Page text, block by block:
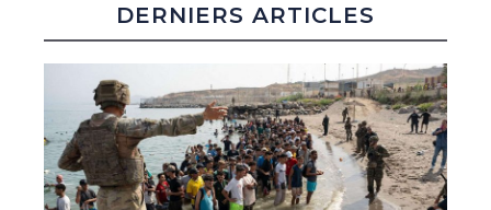
DERNIERS ARTICLES